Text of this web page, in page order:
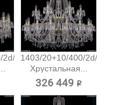
2d/G1403/20+10/400/2d/G
Хрустальная...
326 449 ₽